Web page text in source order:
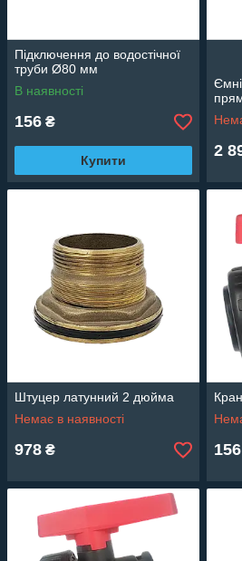
Підключення до водостічної
труби Ø80 мм
В наявності
156 ₴
Купити
2
Штуцер латунний 2 дюйма
Немає в наявності
978 ₴ 156